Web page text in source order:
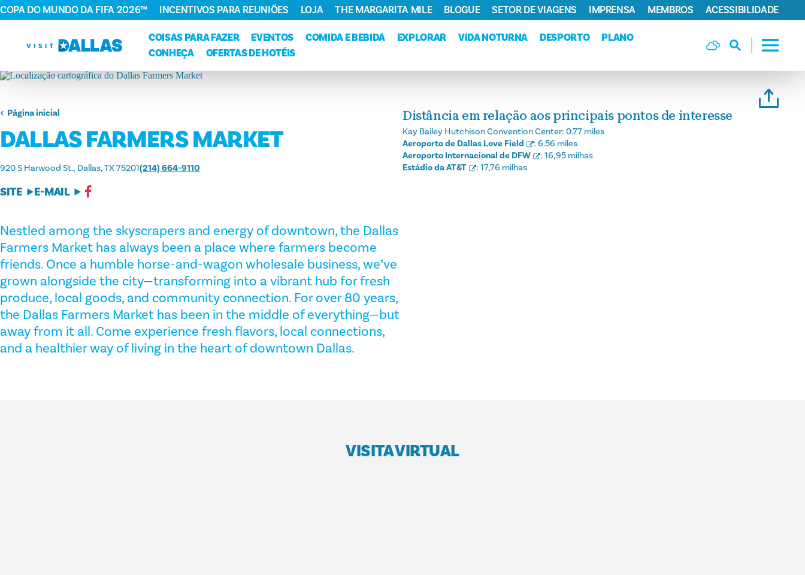
Ir diretamente para o conteúdo
COISAS PARA FAZER EVENTOS COMIDA E BEBIDA EXPLORAR VIDA NOTURNA DESPORTO
PLANO
CONHEÇA
OFERTAS DE HOTÉIS
COPA DO MUNDO DA FIFA 2026™ INCENTIVOS PARA REUNIÕES LOJA THE MARGARITA MILE BLOGUE SETOR DE VIAGENS IMPRENSA MEMBROS ACESSIBILIDADE
Página inicial
DALLAS FARMERS MARKET
920 S Harwood St. Dallas, TX 75201(214) 664-9110
SITE E-MAIL
Nestled among the skyscrapers and energy of downtown, the Dallas
Farmers Market has always been a place where farmers become
friends. Once a humble horse-and-wagon wholesale business, we’ve
grown alongside the city—transforming into a vibrant hub for fresh
produce, local goods, and community connection. For over 80 years,
the Dallas Farmers Market has been in the middle of everything—but
away from it all. Come experience fresh flavors, local connections,
and a healthier way of living in the heart of downtown Dallas.
Distância em relação aos principais pontos de interesse
Kay Bailey Hutchison Convention Center: 0.77 miles
Aeroporto de Dallas Love Field
: 6.56 miles
Aeroporto Internacional de DFW
: 16,95 milhas
Estádio da AT&T
: 17,76 milhas
VISITA VIRTUAL